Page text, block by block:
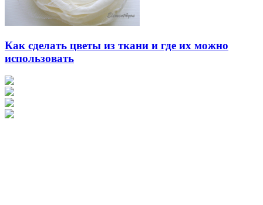
Как сделать цветы из ткани и где их можно
использовать